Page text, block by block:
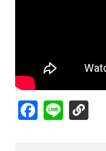
Facebook
Line